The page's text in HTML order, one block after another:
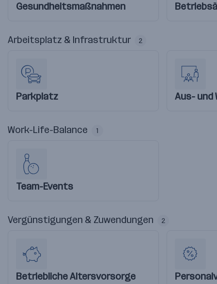
Gesundheitsmaßnahmen
Arbeitsplatz & Infrastruktur 2
Parkplatz Aus- und
Work-Life-Balance 1
Team-Events
Vergünstigungen & Zuwendungen 2
Betriebliche Altersvorsorge